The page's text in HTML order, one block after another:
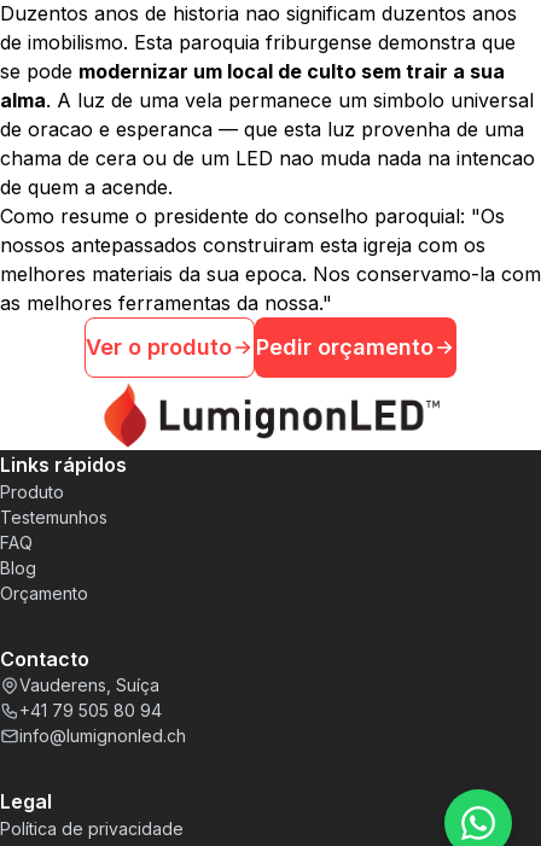
Duzentos anos de historia nao significam duzentos anos
de imobilismo. Esta paroquia friburgense demonstra que
se pode modernizar um local de culto sem trair a sua
alma. A luz de uma vela permanece um simbolo universal
de oracao e esperanca — que esta luz provenha de uma
chama de cera ou de um LED nao muda nada na intencao
de quem a acende.
Como resume o presidente do conselho paroquial: "Os
nossos antepassados construiram esta igreja com os
melhores materiais da sua epoca. Nos conservamo-la com
as melhores ferramentas da nossa."
Ver o produto Pedir orçamento
Links rápidos
Produto
Testemunhos
FAQ
Blog
Orçamento
Contacto
Vauderens, Suíça
+41 79 505 80 94
info@lumignonled.ch
Legal
Política de privacidade